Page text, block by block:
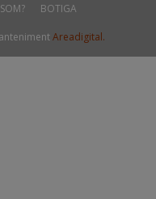
BOTIGA
Areadigital.